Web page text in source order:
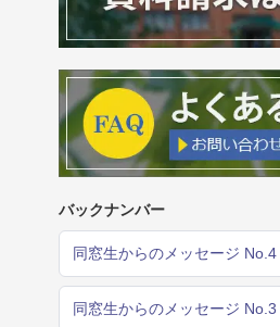
バックナンバー
同窓生からのメッセージ No.4
同窓生からのメッセージ No.3